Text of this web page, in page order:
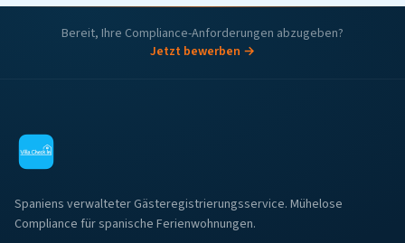
Bereit, Ihre Compliance-Anforderungen abzugeben?
Jetzt bewerben →
Spaniens verwalteter Gästeregistrierungsservice. Mühelose
Compliance für spanische Ferienwohnungen.